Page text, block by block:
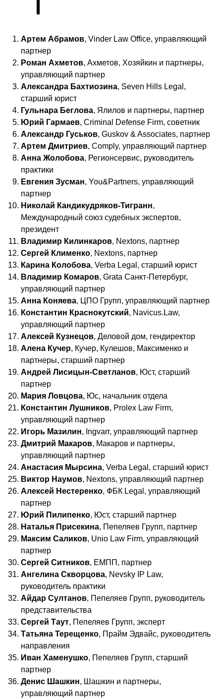
Артем Абрамов, Vinder Law Office, управляющий
партнер
Роман Ахметов, Ахметов, Хозяйкин и партнеры,
управляющий партнер
Александра Бахтиозина, Seven Hills Legal,
старший юрист
Гульнара Беглова, Ялилов и партнеры, партнер
Юрий Гармаев, Criminal Defense Firm, советник
Александр Гуськов, Guskov & Associates, партнер
Артем Дмитриев, Comply, управляющий партнер
Анна Жолобова, Регионсервис, руководитель
практики
Евгения Зусман, You&Partners, управляющий
партнер
Николай Кандикудряков-Тигранн,
Международный союз судебных экспертов,
президент
Владимир Килинкаров, Nextons, партнер
Сергей Клименко, Nextons, партнер
Карина Колобова, Verba Legal, старший юрист
Владимир Комаров, Grata Санкт-Петербург,
управляющий партнер
Анна Коняева, ЦПО Групп, управляющий партнер
Константин Краснокутский, Navicus.Law,
управляющий партнер
Алексей Кузнецов, Деловой дом, гендиректор
Алена Кучер, Кучер, Кулешов, Максименко и
партнеры, старший партнер
Андрей Лисицын-Светланов, Юст, старший
партнер
Мария Ловцова, Юс, начальник отдела
Константин Лушников, Prolex Law Firm,
управляющий партнер
Игорь Мазилин, Ingvarr, управляющий партнер
Дмитрий Макаров, Макаров и партнеры,
управляющий партнер
Анастасия Мырсина, Verba Legal, старший юрист
Виктор Наумов, Nextons, управляющий партнер
Алексей Нестеренко, ФБК Legal, управляющий
партнер
Юрий Пилипенко, Юст, старший партнер
Наталья Присекина, Пепеляев Групп, партнер
Максим Саликов, Unio Law Firm, управляющий
партнер
Сергей Ситников, ЕМПП, партнер
Ангелина Скворцова, Nevsky IP Law,
руководитель практики
Айдар Султанов, Пепеляев Групп, руководитель
представительства
Сергей Таут, Пепеляев Групп, эксперт
Татьяна Терещенко, Прайм Эдвайс, руководитель
направления
Иван Хаменушко, Пепеляев Групп, старший
партнер
Денис Шашкин, Шашкин и партнеры,
управляющий партнер